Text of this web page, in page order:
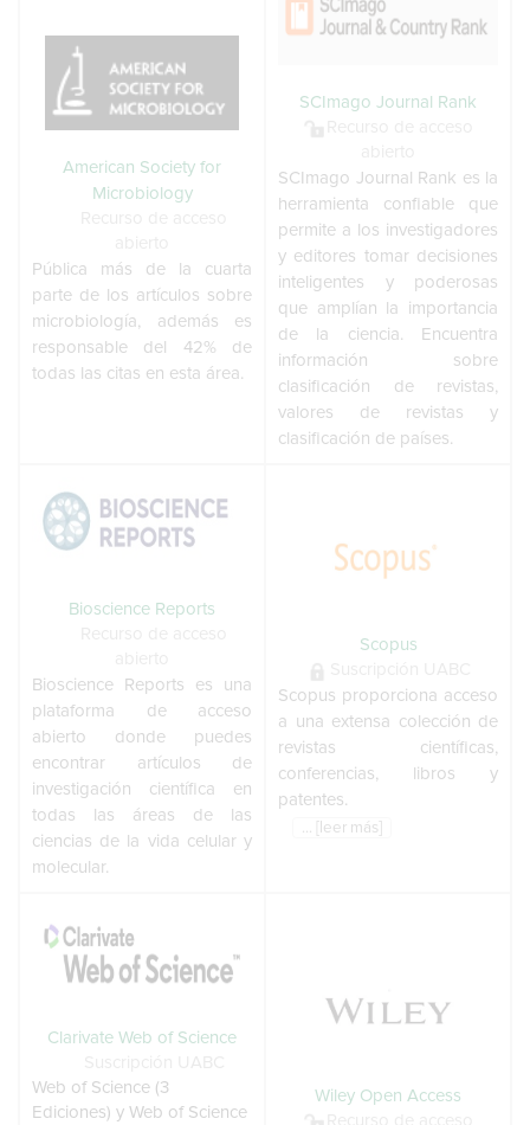
American Society for
Microbiology
Pública más de la cuarta
parte de los artículos sobre
microbiología, además es
responsable del 42% de
todas las citas en esta área.
SCImago Journal Rank
SCImago Journal Rank es la
herramienta confiable que
permite a los investigadores
y editores tomar decisiones
inteligentes y poderosas
que amplían la importancia
de la ciencia. Encuentra
información sobre
clasificación de revistas,
valores de revistas y
clasificación de países.
Bioscience Reports
Bioscience Reports es una
plataforma de acceso
abierto donde puedes
encontrar artículos de
investigación científica en
todas las áreas de las
ciencias de la vida celular y
molecular.
Scopus
Scopus proporciona acceso
a una extensa colección de
revistas científicas,
conferencias, libros y
patentes.
... [leer más]
Clarivate Web of Science
Web of Science (3
Ediciones) y Web of Science
Wiley Open Access